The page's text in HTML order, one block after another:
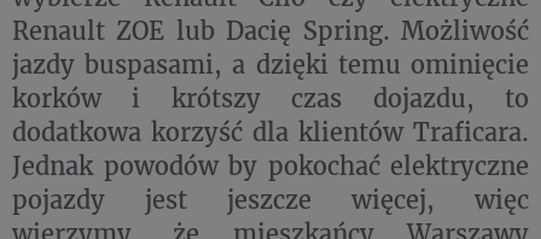
Renault ZOE lub Dacię Spring. Możliwość
jazdy buspasami, a dzięki temu ominięcie
korków i krótszy czas dojazdu, to
dodatkowa korzyść dla klientów Traficara.
Jednak powodów by pokochać elektryczne
pojazdy jest jeszcze więcej, więc
wierzymy, że mieszkańcy Warszawy